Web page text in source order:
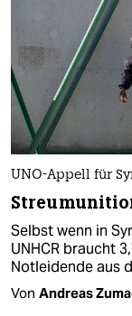
UNO-Appell für
Selbst wenn in
UNHCR braucht
Notleidende aus
Von Andreas